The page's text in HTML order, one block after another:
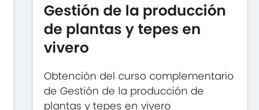
Gestión de la producción
de plantas y tepes en
vivero
Obtención del curso complementario
de Gestión de la producción de
plantas y tepes en vivero